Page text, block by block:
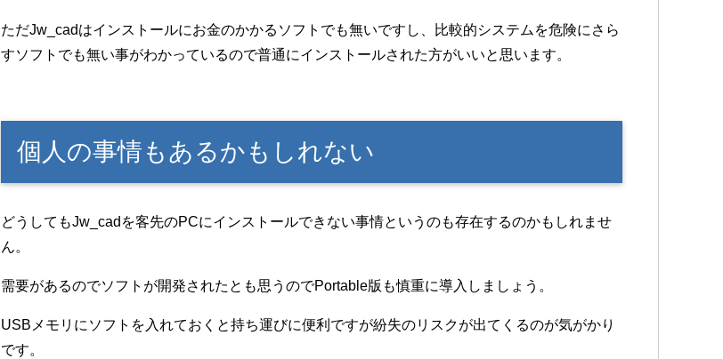
ただJw_cadはインストールにお金のかかるソフトでも無いですし、比較的システムを危険にさら
すソフトでも無い事がわかっているので普通にインストールされた方がいいと思います。
個人の事情もあるかもしれない
どうしてもJw_cadを客先のPCにインストールできない事情というのも存在するのかもしれませ
ん。
需要があるのでソフトが開発されたとも思うのでPortable版も慎重に導入しましょう。
USBメモリにソフトを入れておくと持ち運びに便利ですが紛失のリスクが出てくるのが気がかり
です。